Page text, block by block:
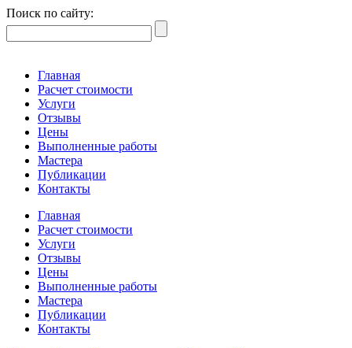
Поиск по сайту:
Главная
Расчет стоимости
Услуги
Отзывы
Цены
Выполненные работы
Мастера
Публикации
Контакты
Главная
Расчет стоимости
Услуги
Отзывы
Цены
Выполненные работы
Мастера
Публикации
Контакты